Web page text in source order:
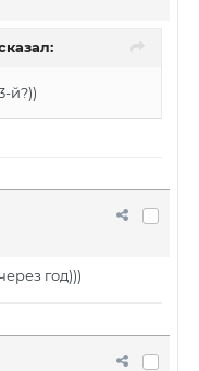
й?))
год)))